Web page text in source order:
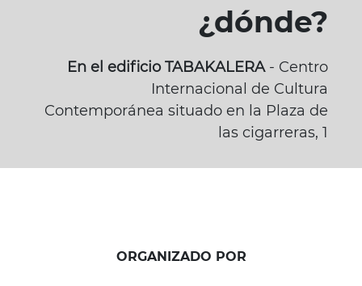
¿dónde?
En el edificio TABAKALERA- Centro
Internacional de Cultura
Contemporánea situado en la Plaza de
las cigarreras, 1
ORGANIZADO POR